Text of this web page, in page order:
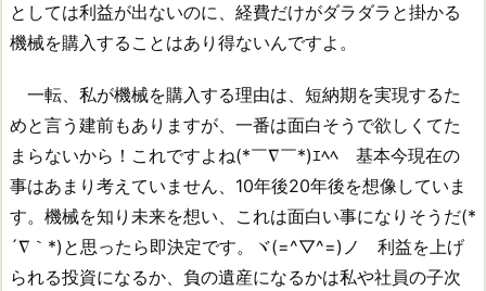
としては利益が出ないのに、経費だけがダラダラと掛かる
機械を購入することはあり得ないんですよ。
一転、私が機械を購入する理由は、短納期を実現するた
めと言う建前もありますが、一番は面白そうで欲しくてた
まらないから！これですよね(*￣∇￣*)ｴﾍﾍ 基本今現在の
事はあまり考えていません、10年後20年後を想像していま
す。機械を知り未来を想い、これは面白い事になりそうだ(*
´∇｀*)と思ったら即決定です。ヾ(=^▽^=)ノ 利益を上げ
られる投資になるか、負の遺産になるかは私や社員の子次